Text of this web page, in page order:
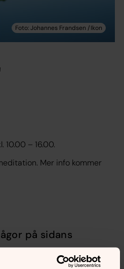
10.00 – 16.00.
Mer info kommer
på sidans